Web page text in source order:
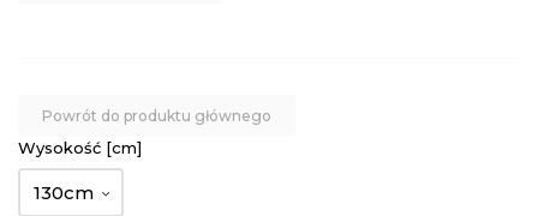
Powrót do produktu głównego
Wysokość [cm]
130cm